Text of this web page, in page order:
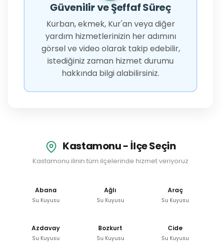
Güvenilir ve Şeffaf Süreç
Kurban, ekmek, Kur'an veya diğer
yardım hizmetlerinizin her adımını
görsel ve video olarak takip edebilir,
istediğiniz zaman hizmet durumu
hakkında bilgi alabilirsiniz.
Kastamonu - İlçe Seçin
Kastamonu ilinin tüm ilçelerinde hizmet veriyoruz
Abana
Su Kuyusu
Ağlı
Su Kuyusu
Araç
Su Kuyusu
Azdavay
Su Kuyusu
Bozkurt
Su Kuyusu
Cide
Su Kuyusu